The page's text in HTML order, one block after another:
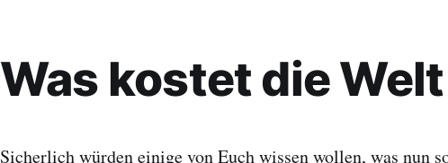
Was kostet die Welt
Sicherlich würden einige von Euch wissen wollen, was nun